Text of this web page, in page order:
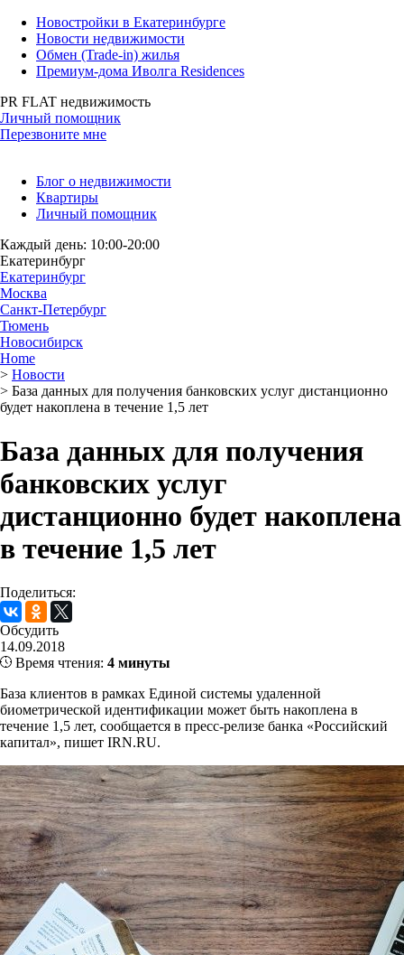
Новостройки в Екатеринбурге
Новости недвижимости
Обмен (Trade-in) жилья
Премиум-дома Иволга Residences
PR FLAT недвижимость
Личный помощник
Перезвоните мне
Блог о недвижимости
Квартиры
Личный помощник
Каждый день: 10:00-20:00
Екатеринбург
Екатеринбург
Москва
Санкт-Петербург
Тюмень
Новосибирск
Home
> Новости
> База данных для получения банковских услуг дистанционно
будет накоплена в течение 1,5 лет
База данных для получения
банковских услуг
дистанционно будет накоплена
в течение 1,5 лет
Поделиться:
Обсудить
14.09.2018
Время чтения: 4 минуты
База клиентов в рамках Единой системы удаленной
биометрической идентификации может быть накоплена в
течение 1,5 лет, сообщается в пресс-релизе банка «Российский
капитал», пишет IRN.RU.